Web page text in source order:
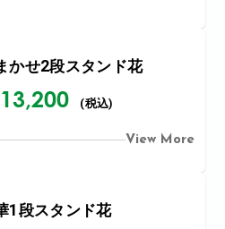
かせ2段スタンド花
(税込)
View More
1段スタンド花